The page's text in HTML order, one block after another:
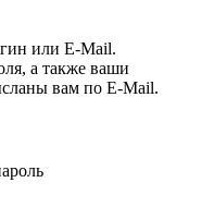
или E-Mail.
а также ваши
вам по E-Mail.